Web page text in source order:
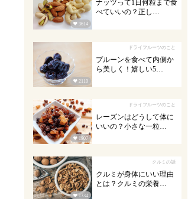
 3614
ナッツって1日何粒まで食
べていいの？正し…
 2110
ドライフルーツのこと
プルーンを食べて内側か
ら美しく！嬉しい5…
 1807
ドライフルーツのこと
レーズンはどうして体に
いいの？小さな一粒…
1334
クルミの話
クルミが身体にいい理由
とは？クルミの栄養…